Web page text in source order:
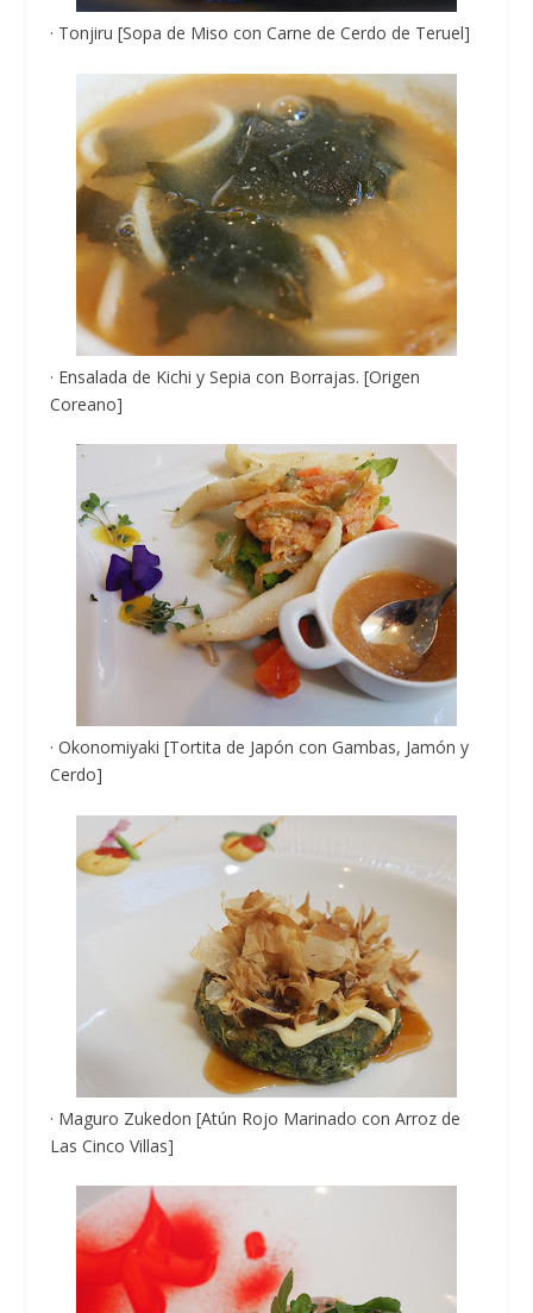
· Tonjiru [Sopa de Miso con Carne de Cerdo de Teruel]
· Ensalada de Kichi y Sepia con Borrajas. [Origen
Coreano]
· Okonomiyaki [Tortita de Japón con Gambas, Jamón y
Cerdo]
· Maguro Zukedon [Atún Rojo Marinado con Arroz de
Las Cinco Villas]